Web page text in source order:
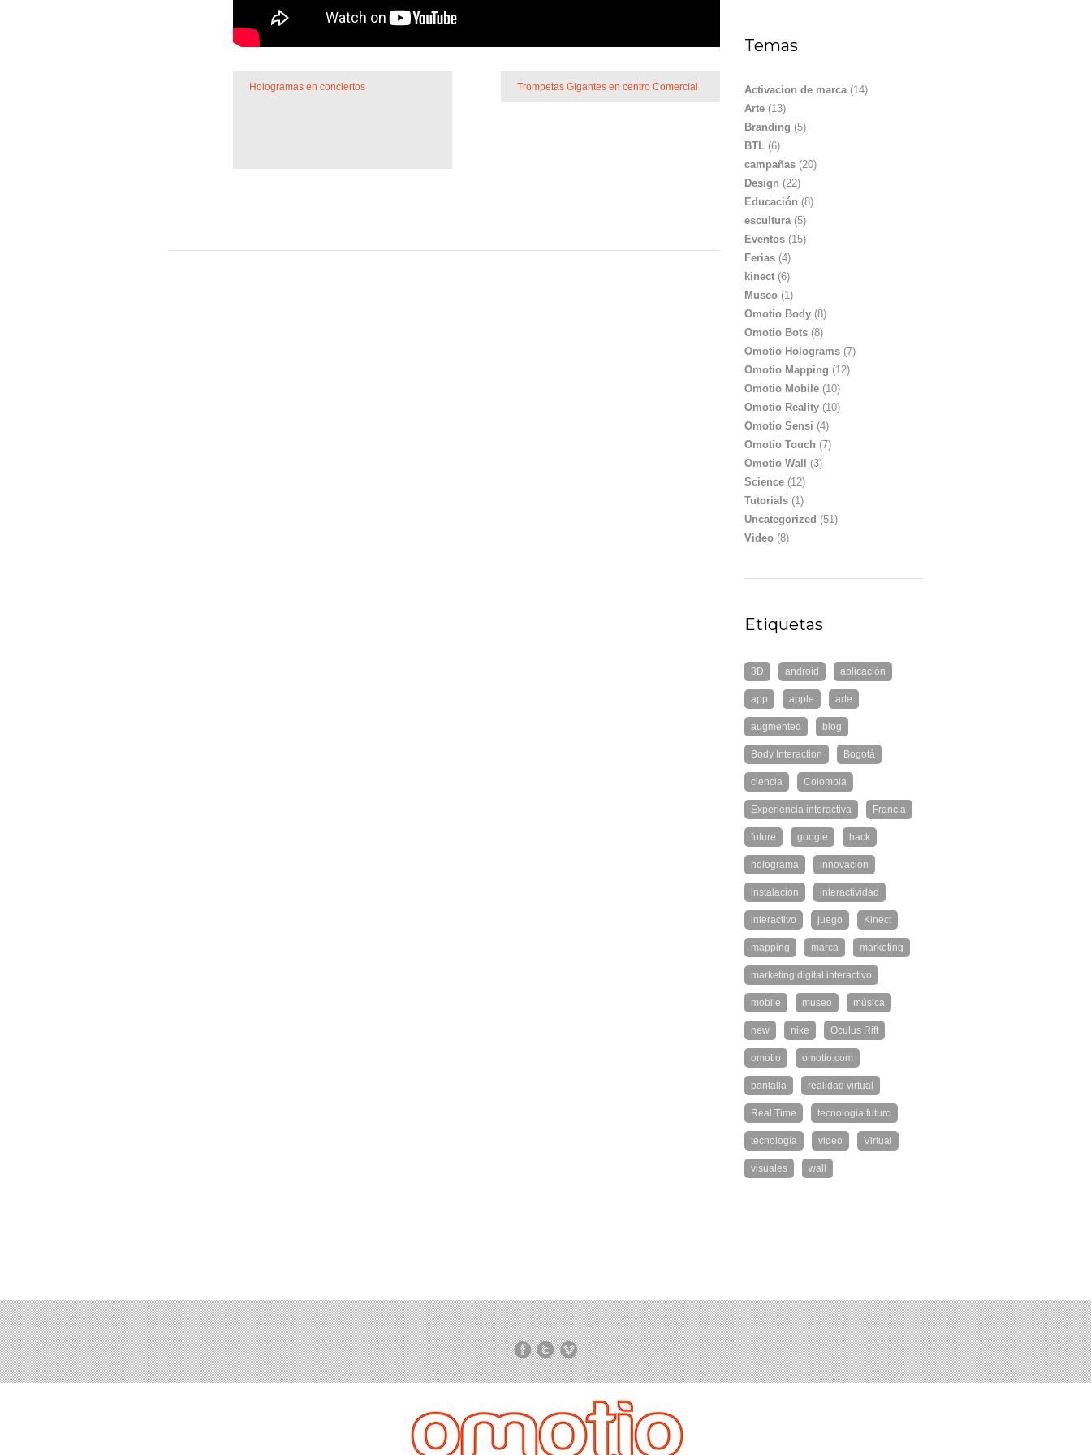
Hologramas en conciertos Trompetas Gigantes en centro Comercial
Temas
Activacion de marca(14)
Arte (13)
Branding (5)
BTL (6)
campañas (20)
Design (22)
Educación (8)
escultura(5)
Eventos (15)
Ferias (4)
kinect (6)
Museo (1)
Omotio Body (8)
Omotio Bots (8)
Omotio Holograms (7)
Omotio Mapping (12)
Omotio Mobile (10)
Omotio Reality (10)
Omotio Sensi (4)
Omotio Touch (7)
Omotio Wall
(3)
Science (12)
Tutorials (1)
Uncategorized (51)
Video (8)
Etiquetas
3D android aplicación
app apple arte
augmented blog
Body Interaction Bogotá
ciencia Colombia
Experiencia interactiva Francia
future google hack
holograma innovacion
instalacion interactividad
interactivo juego Kinect
mapping marca marketing
marketing digital interactivo
mobile museo música
new nike Oculus Rift
omotio omotio.com
pantalla realidad virtual
Real Time tecnologia futuro
tecnología video Virtual
visuales wall